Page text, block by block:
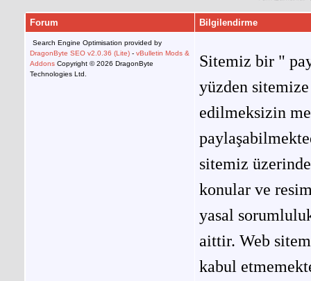
Forum Bilgilendirme
Search Engine Optimisation provided by
DragonByte SEO v2.0.36 (Lite) - vBulletin Mods &
Addons Copyright © 2026 DragonByte
Technologies Ltd.
Sitemiz bir "
yüzden
edilmeksizin
sitemiz
konular ve
yasal
aittir. Web
kabul